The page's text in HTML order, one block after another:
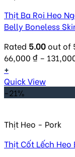
Thịt Ba Rọi Heo
Belly Boneless
Rated 5.00out of
66,000 ₫ –
+
Quick View
-21%
Thịt Heo - Pork
Thịt Cốt Lếch Heo